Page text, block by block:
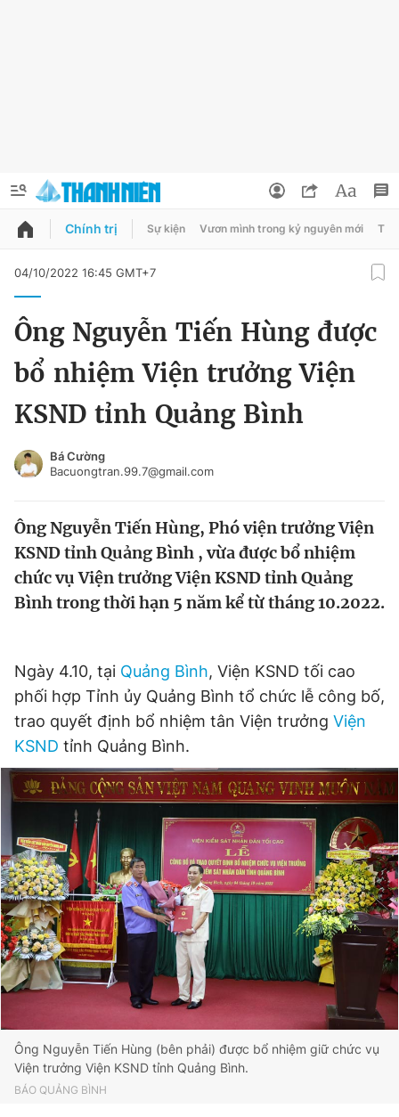
QUẢNG CÁO ĐẶT BÁO
Chuyên mục
Tin 24h
Video Magazine
Sản phẩm khác
Thông tin tòa soạn Liên hệ quảng cáo
Đọc Thanh Niên trên điện thoại
Theo dõi báo trên
Hotline Liên hệ quảng cáo
0908 780 404
Đặt báo Quảng cáo RSS Tòa soạn Chính sách bảo
Tổng biên tập: Nguyễn Ngọc Toàn
Đổi mật khẩu
Tin đã lưu
Tin đã xem
Đăng xuất
Chính trị Sự kiện Vươn mình trong kỷ nguyên mới
04/10/2022 16:45 GMT+7
Ông Nguyễn Tiến Hùng được
bổ nhiệm Viện trưởng Viện
KSND tỉnh Quảng Bình
Bá Cường
Bacuongtran.99.7@gmail.com
Ông Nguyễn Tiến Hùng, Phó viện trưởng Viện
KSND tỉnh Quảng Bình , vừa được bổ nhiệm
chức vụ Viện trưởng Viện KSND tỉnh Quảng
Bình trong thời hạn 5 năm kể từ tháng 10.2022.
Ngày 4.10, tại Quảng Bình, Viện KSND tối cao
phối hợp Tỉnh ủy Quảng Bình tổ chức lễ công bố,
trao quyết định bổ nhiệm tân Viện trưởng Viện
KSND tỉnh Quảng Bình.
Ông Nguyễn Tiến Hùng (bên phải) được bổ nhiệm giữ chức vụ
Viện trưởng Viện KSND tỉnh Quảng Bình.
BÁO QUẢNG BÌNH